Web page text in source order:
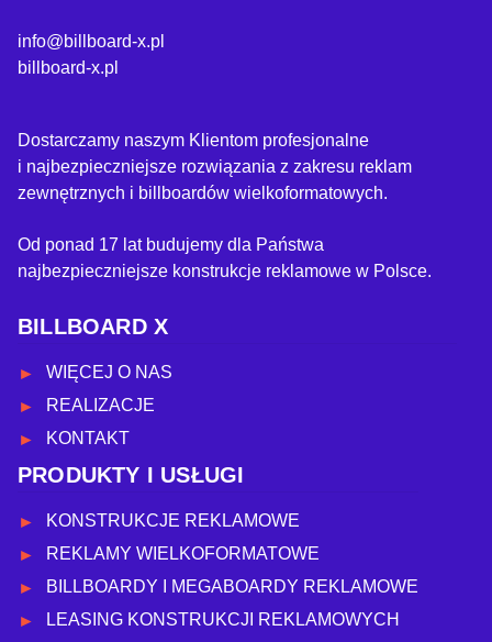
info@billboard-x.pl
billboard-x.pl
Dostarczamy naszym Klientom profesjonalne
i najbezpieczniejsze rozwiązania z zakresu reklam
zewnętrznych i billboardów wielkoformatowych.
Od ponad 17 lat budujemy dla Państwa
najbezpieczniejsze konstrukcje reklamowe w Polsce.
BILLBOARD X
WIĘCEJ O NAS
REALIZACJE
KONTAKT
PRODUKTY I USŁUGI
KONSTRUKCJE REKLAMOWE
REKLAMY WIELKOFORMATOWE
BILLBOARDY I MEGABOARDY REKLAMOWE
LEASING KONSTRUKCJI REKLAMOWYCH